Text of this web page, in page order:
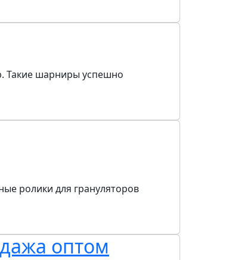
Такие шарниры успешно
ролики для грануляторов
оптом